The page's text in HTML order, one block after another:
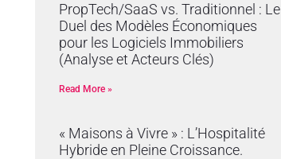
PropTech/SaaS vs. Traditionnel : Le
Duel des Modèles Économiques
pour les Logiciels Immobiliers
(Analyse et Acteurs Clés)
Read More »
« Maisons à Vivre » : L’Hospitalité
Hybride en Pleine Croissance.